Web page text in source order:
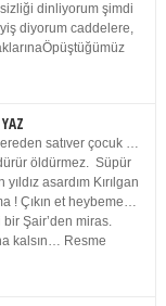
dinliyorum şimdi
diyorum caddelere,
satıver çocuk …
öldürmez. Süpür
asardım Kırılgan
! Çıkın et heybeme…
Şair’den miras.
kalsın… Resme